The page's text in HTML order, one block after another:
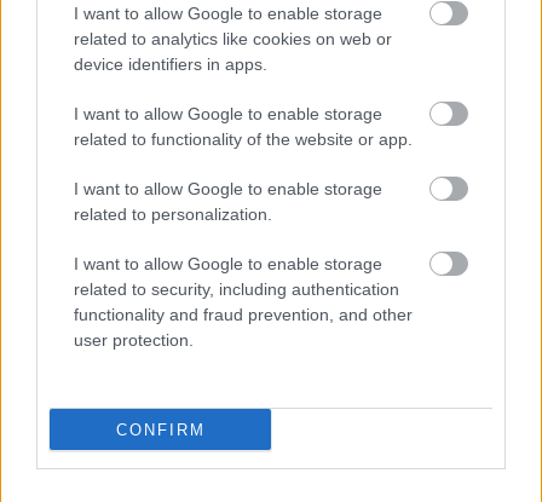
I want to allow Google to enable storage
related to analytics like cookies on web or
device identifiers in apps.
I want to allow Google to enable storage
related to functionality of the website or app.
I want to allow Google to enable storage
related to personalization.
I want to allow Google to enable storage
related to security, including authentication
functionality and fraud prevention, and other
user protection.
CONFIRM
06/08/2026
Η FIVB σχεδιάζει να διοργανώσει το Παγκόσμιο
Έτοιμη για… υψηλές πτήσεις η Μπενφίκα του Ψάρρα
με τον «Ιπτάμενο Ολλανδό» Βίλτενμπουργκ
05/08/2026
Ισόπαλο το πρωτο φιλικό τεστ της Εθνικής στο
Ουρμπίνο
Προς στρατηγική συνεργασία ΠΑΣΑΠΠ και
Πανεπιστημίου Πατρών